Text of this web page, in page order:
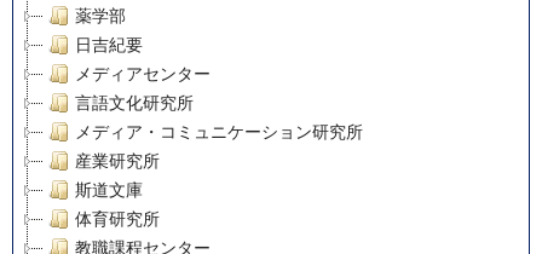
薬学部
日吉紀要
メディアセンター
言語文化研究所
メディア・コミュニケーション研究所
産業研究所
斯道文庫
体育研究所
教職課程センター